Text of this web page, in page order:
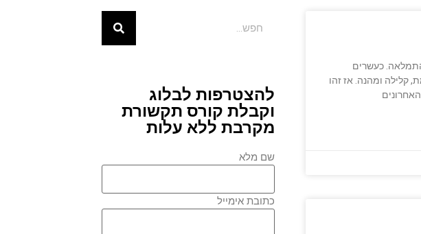
כעשרים
ומהנה. אז זהו
להצטרפות לבלוג
וקבלת קורס תקשורת
מקרבת ללא עלות
שם מלא
כתובת אימייל